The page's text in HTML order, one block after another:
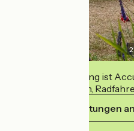
2
Diese Einrichtung ist
verpflichtet sich,
Ihre Verpflichtungen